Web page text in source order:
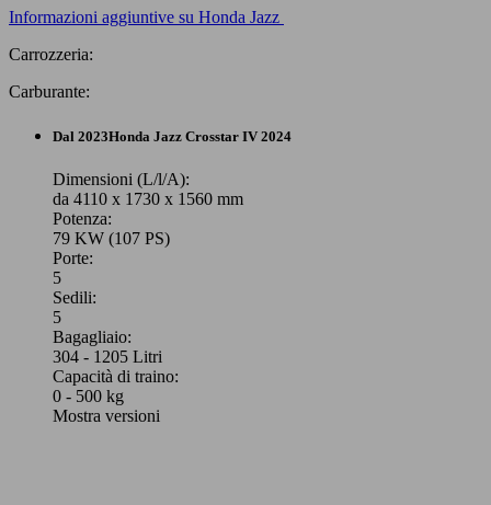
Informazioni aggiuntive su Honda Jazz
Carrozzeria:
Carburante:
Dal 2023Honda Jazz Crosstar IV 2024
Dimensioni (L/l/A):
da 4110 x 1730 x 1560 mm
Potenza:
79 KW (107 PS)
Porte:
5
Sedili:
5
Bagagliaio:
304 - 1205 Litri
Capacità di traino:
0 - 500 kg
Mostra versioni